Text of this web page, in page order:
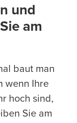
und
am
baut man
wenn Ihre
hoch sind,
Sie am